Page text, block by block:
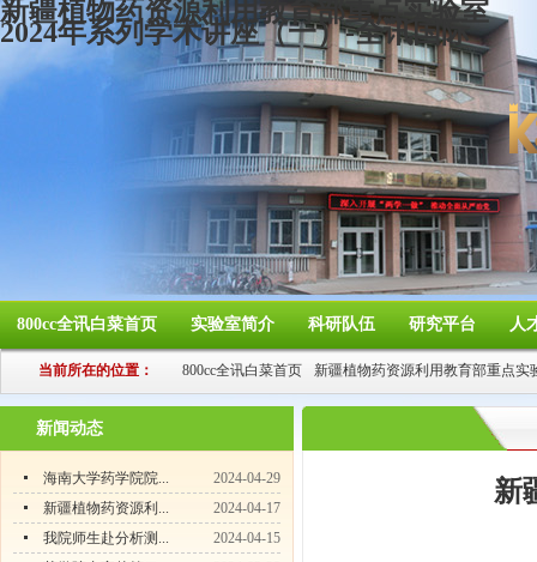
新疆植物药资源利用教育部重点实验室
2024年系列学术讲座（一）-全讯国际
800cc全讯白菜首页 实验室简介 科研队伍 研究平台 人
当前所在的位置： 800cc全讯白菜首页 新疆植物药资源利用教育部重点实
新闻动态
海南大学药学院院...
2024-04-29
新疆植物药资源利...
2024-04-17
我院师生赴分析测...
2024-04-15
新